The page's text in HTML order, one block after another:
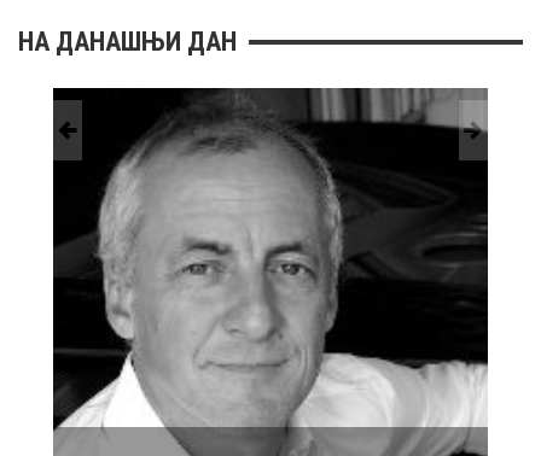
НА ДАНАШЊИ ДАН